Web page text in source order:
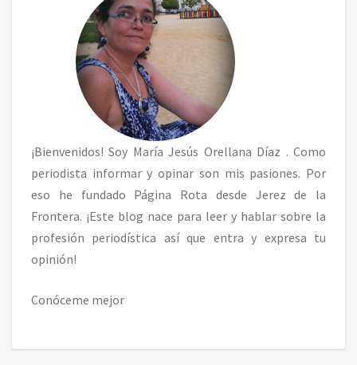
¡Bienvenidos! Soy María Jesús Orellana Díaz . Como
periodista informar y opinar son mis pasiones. Por
eso he fundado Página Rota desde Jerez de la
Frontera. ¡Este blog nace para leer y hablar sobre la
profesión periodística así que entra y expresa tu
opinión!
Conóceme mejor